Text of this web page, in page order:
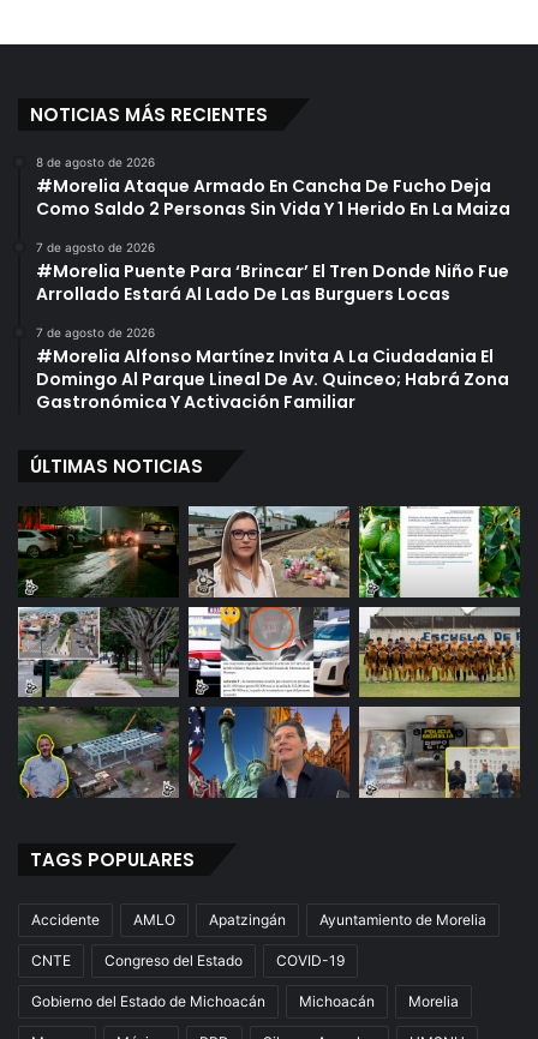
NOTICIAS MÁS RECIENTES
8 de agosto de 2026
#Morelia Ataque Armado En Cancha De Fucho Deja
Como Saldo 2 Personas Sin Vida Y 1 Herido En La Maiza
7 de agosto de 2026
#Morelia Puente Para ‘Brincar’ El Tren Donde Niño Fue
Arrollado Estará Al Lado De Las Burguers Locas
7 de agosto de 2026
#Morelia Alfonso Martínez Invita A La Ciudadania El
Domingo Al Parque Lineal De Av. Quinceo; Habrá Zona
Gastronómica Y Activación Familiar
ÚLTIMAS NOTICIAS
TAGS POPULARES
Accidente AMLO Apatzingán Ayuntamiento de Morelia
CNTE Congreso del Estado COVID-19
Gobierno del Estado de Michoacán Michoacán Morelia